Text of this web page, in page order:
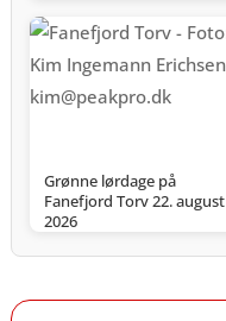
Grønne lørdage på
Fanefjord Torv 22. august
2026